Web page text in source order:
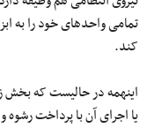
تمامی واحدهای خود را به
کند.
اینهمه در حالیست که بخش
یا اجرای آن با پرداخت